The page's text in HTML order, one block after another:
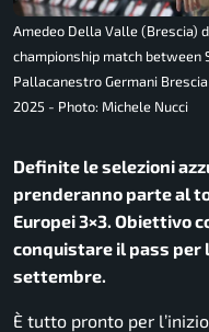
Amedeo Della Valle (Brescia)
championship match between
Pallacanestro Germani
2025 - Photo: Michele Nucci
Definite le selezioni
prenderanno parte al
Europei 3×3. Obiettivo
conquistare il pass per
settembre.
È tutto pronto per